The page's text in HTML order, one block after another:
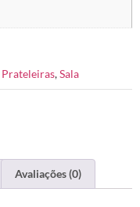
Prateleiras,Sala
Avaliações (0)